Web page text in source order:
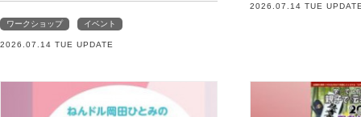
ワークショップ イベント
2026.07.14 TUE UPDATE
2026.07.14 TUE